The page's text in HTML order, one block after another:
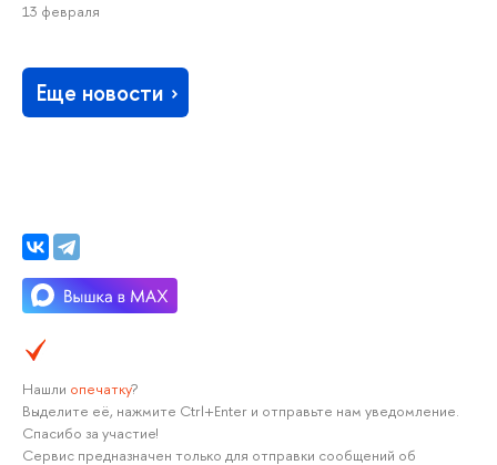
13 февраля
Еще новости
Нашли опечатку?
Выделите её, нажмите Ctrl+Enter и отправьте нам уведомление.
Спасибо за участие!
Сервис предназначен только для отправки сообщений об